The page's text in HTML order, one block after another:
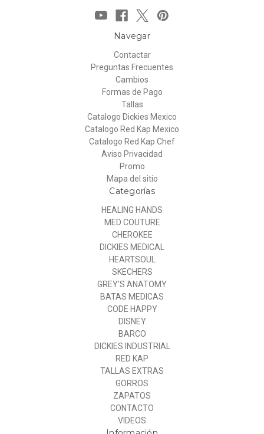
Navegar
Contactar
Preguntas Frecuentes
Cambios
Formas de Pago
Tallas
Catalogo Dickies Mexico
Catalogo Red Kap Mexico
Catalogo Red Kap Chef
Aviso Privacidad
Promo
Mapa del sitio
Categorías
HEALING HANDS
MED COUTURE
CHEROKEE
DICKIES MEDICAL
HEARTSOUL
SKECHERS
GREY'S ANATOMY
BATAS MEDICAS
CODE HAPPY
DISNEY
BARCO
DICKIES INDUSTRIAL
RED KAP
TALLAS EXTRAS
GORROS
ZAPATOS
CONTACTO
VIDEOS